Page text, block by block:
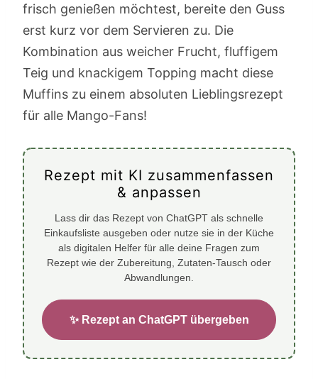
frisch genießen möchtest, bereite den Guss
erst kurz vor dem Servieren zu. Die
Kombination aus weicher Frucht, fluffigem
Teig und knackigem Topping macht diese
Muffins zu einem absoluten Lieblingsrezept
für alle Mango-Fans!
Rezept mit KI zusammenfassen
& anpassen
Lass dir das Rezept von ChatGPT als schnelle
Einkaufsliste ausgeben oder nutze sie in der Küche
als digitalen Helfer für alle deine Fragen zum
Rezept wie der Zubereitung, Zutaten-Tausch oder
Abwandlungen.
✨ Rezept an ChatGPT übergeben